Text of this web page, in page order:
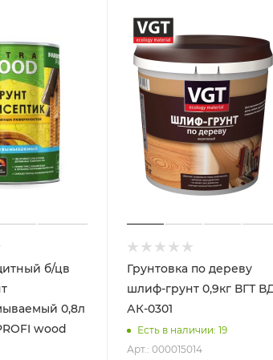
б/цв
0,8л
wood
Грунтовка по дереву
шлиф-грунт 0,9кг ВГТ ВД-
АК-0301
Есть в наличии: 19
Арт.: 000015014